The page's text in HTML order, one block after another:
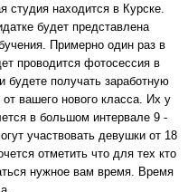
студия находится в Курске.
будет представлена
Примерно один раз в
проводится фотосессия в
будете получать заработную
вашего нового класса. Их у
в большом интервале 9 -
участвовать девушки от 18
отметить что для тех кто
нужное вам время. Время